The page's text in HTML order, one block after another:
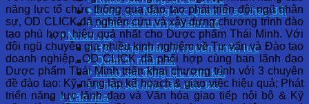
Đánh giá Năng lực Quản trị sự thay đổi
Khảo sát trưởng thành số
Nhân lực
Hệ thống quản trị nguồn nhân lực
Quản trị nhân tài
Khảo sát động lực cam kết
Khảo sát nhu cầu đào tạo
Văn hóa
năng lực tổ chức thông qua đào tạo phát triển đội ngũ nhân
sự, OD CLICK đã nghiên cứu và xây dựng chương trình đào
tạo phù hợp, hiệu quả nhất cho Dược phẩm Thái Minh. Với
đội ngũ chuyên gia nhiều kinh nghiệm về Tư vấn và Đào tạo
doanh nghiệp, OD CLICK đã phối hợp cùng ban lãnh đạo
Dược phẩm Thái Minh triển khai chương trình với 3 chuyên
đề đào tạo: Kỹ năng lập kế hoạch & giao việc hiệu quả; Phát
triển năng lực lãnh đạo và Văn hóa giao tiếp nội bộ & Kỹ